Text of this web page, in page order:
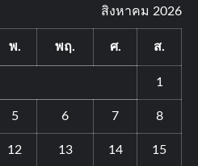
สิงหาคม 2026
พ. พฤ. ศ. ส.
1
5 6 7 8
12 13 14 15